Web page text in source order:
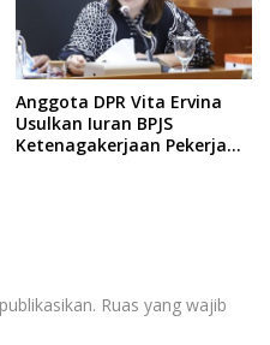
Anggota DPR Vita Ervina
Usulkan Iuran BPJS
Ketenagakerjaan Pekerja
Ruas yang wajib